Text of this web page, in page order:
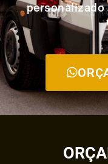
personalizado